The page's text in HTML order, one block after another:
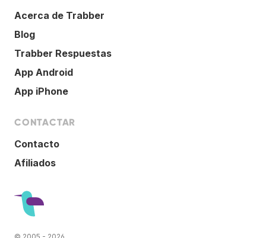
Acerca de Trabber
Blog
Trabber Respuestas
App Android
App iPhone
CONTACTAR
Contacto
Afiliados